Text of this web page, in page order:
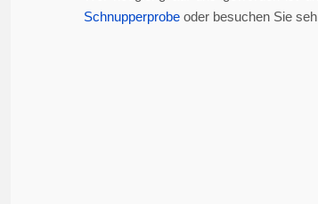
Schnupperprobe oder besuchen Sie